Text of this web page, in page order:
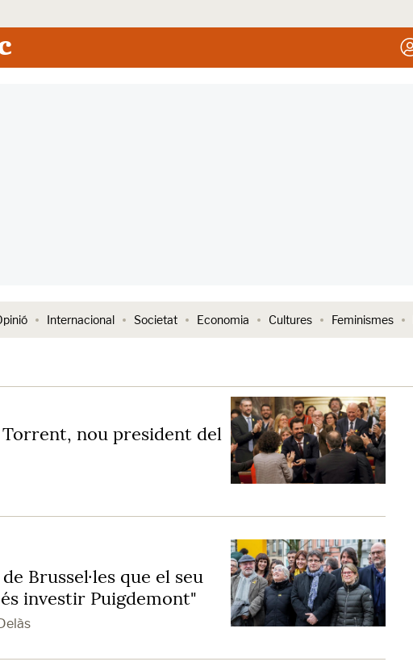
Internacional Societat Economia Cultures Feminismes
nou president del
Brussel·les que el seu
investir Puigdemont"